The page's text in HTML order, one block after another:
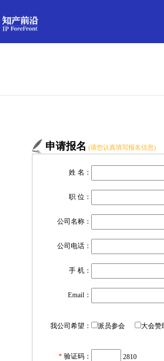
申请报名 (请您认真填写报名信息)
姓 名：
职 位：
公司名称：
公司电话：
手 机：
Email：
我公司希望： 派员参会 大会
*验证码： 2810